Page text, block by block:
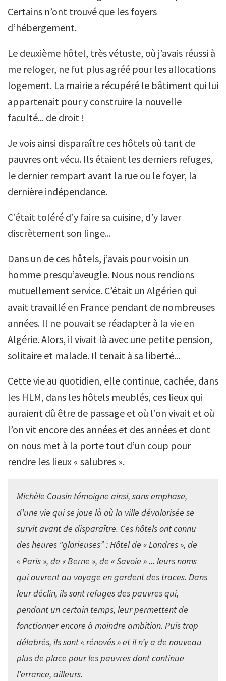
Certains n’ont trouvé que les foyers
d’hébergement.
Le deuxième hôtel, très vétuste, où j’avais réussi à
me reloger, ne fut plus agréé pour les allocations
logement. La mairie a récupéré le bâtiment qui lui
appartenait pour y construire la nouvelle
faculté... de droit !
Je vois ainsi disparaître ces hôtels où tant de
pauvres ont vécu. Ils étaient les derniers refuges,
le dernier rempart avant la rue ou le foyer, la
dernière indépendance.
C’était toléré d’y faire sa cuisine, d’y laver
discrètement son linge...
Dans un de ces hôtels, j’avais pour voisin un
homme presqu’aveugle. Nous nous rendions
mutuellement service. C’était un Algérien qui
avait travaillé en France pendant de nombreuses
années. Il ne pouvait se réadapter à la vie en
Algérie. Alors, il vivait là avec une petite pension,
solitaire et malade. Il tenait à sa liberté...
Cette vie au quotidien, elle continue, cachée, dans
les HLM, dans les hôtels meublés, ces lieux qui
auraient dû être de passage et où l’on vivait et où
l’on vit encore des années et des années et dont
on nous met à la porte tout d’un coup pour
rendre les lieux « salubres ».
Michèle Cousin témoigne ainsi, sans emphase,
d'une vie qui se joue là où la ville dévalorisée se
survit avant de disparaître. Ces hôtels ont connu
des heures "glorieuses” : Hôtel de « Londres », de
« Paris », de « Berne », de « Savoie » ... leurs noms
qui ouvrent au voyage en gardent des traces. Dans
leur déclin, ils sont refuges des pauvres qui,
pendant un certain temps, leur permettent de
fonctionner encore à moindre ambition. Puis trop
délabrés, ils sont « rénovés » et il n’y a de nouveau
plus de place pour les pauvres dont continue
l’errance, ailleurs.